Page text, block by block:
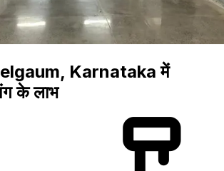
Karnataka में
के लाभ